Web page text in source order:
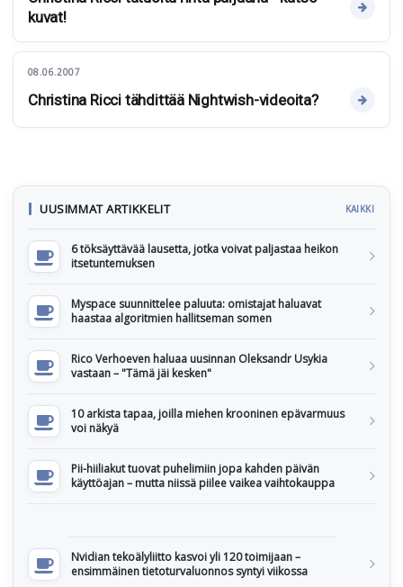
kuvat!
08.06.2007
Christina Ricci tähdittää Nightwish-videoita?
UUSIMMAT ARTIKKELIT KAIKKI
6 töksäyttävää lausetta, jotka voivat paljastaa heikon
itsetuntemuksen
Myspace suunnittelee paluuta: omistajat haluavat
haastaa algoritmien hallitseman somen
Rico Verhoeven haluaa uusinnan Oleksandr Usykia
vastaan – "Tämä jäi kesken"
10 arkista tapaa, joilla miehen krooninen epävarmuus
voi näkyä
Pii-hiiliakut tuovat puhelimiin jopa kahden päivän
käyttöajan – mutta niissä piilee vaikea vaihtokauppa
Nvidian tekoälyliitto kasvoi yli 120 toimijaan –
ensimmäinen tietoturvaluonnos syntyi viikossa